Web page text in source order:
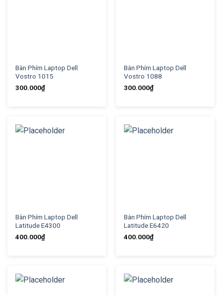
Bàn Phím Laptop Dell
Vostro 1015
300.000₫
Bàn Phím Laptop Dell
Vostro 1088
300.000₫
Bàn Phím Laptop Dell
Latitude E4300
400.000₫
Bàn Phím Laptop Dell
Latitude E6420
400.000₫